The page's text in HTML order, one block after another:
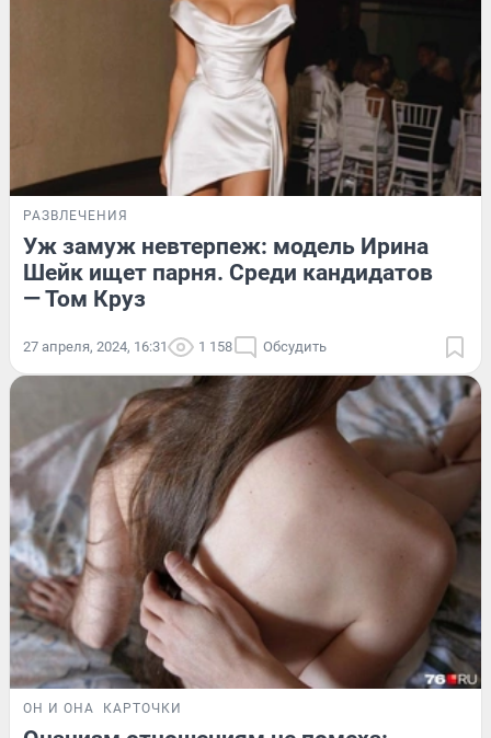
РАЗВЛЕЧЕНИЯ
Уж замуж невтерпеж: модель Ирина
Шейк ищет парня. Среди кандидатов
— Том Круз
27 апреля, 2024, 16:31 1 158 Обсудить
ОН И ОНА КАРТОЧКИ